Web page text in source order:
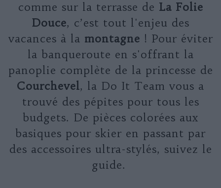
comme sur la terrasse de La Folie
Douce, c’est tout l'enjeu des
vacances à la montagne ! Pour éviter
la banqueroute en s'offrant la
panoplie complète de la princesse de
Courchevel, la Do It Team vous a
trouvé des pépites pour tous les
budgets. De pièces colorées aux
basiques pour skier en passant par
des accessoires ultra-stylés, suivez le
guide.